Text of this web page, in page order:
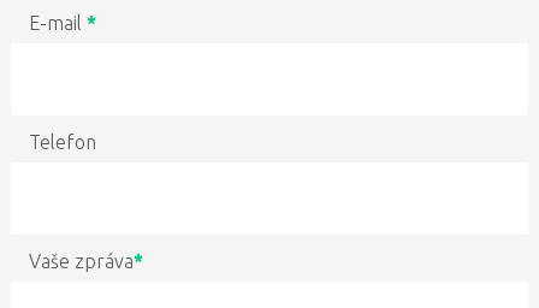
E-mail *
Telefon
Vaše zpráva*